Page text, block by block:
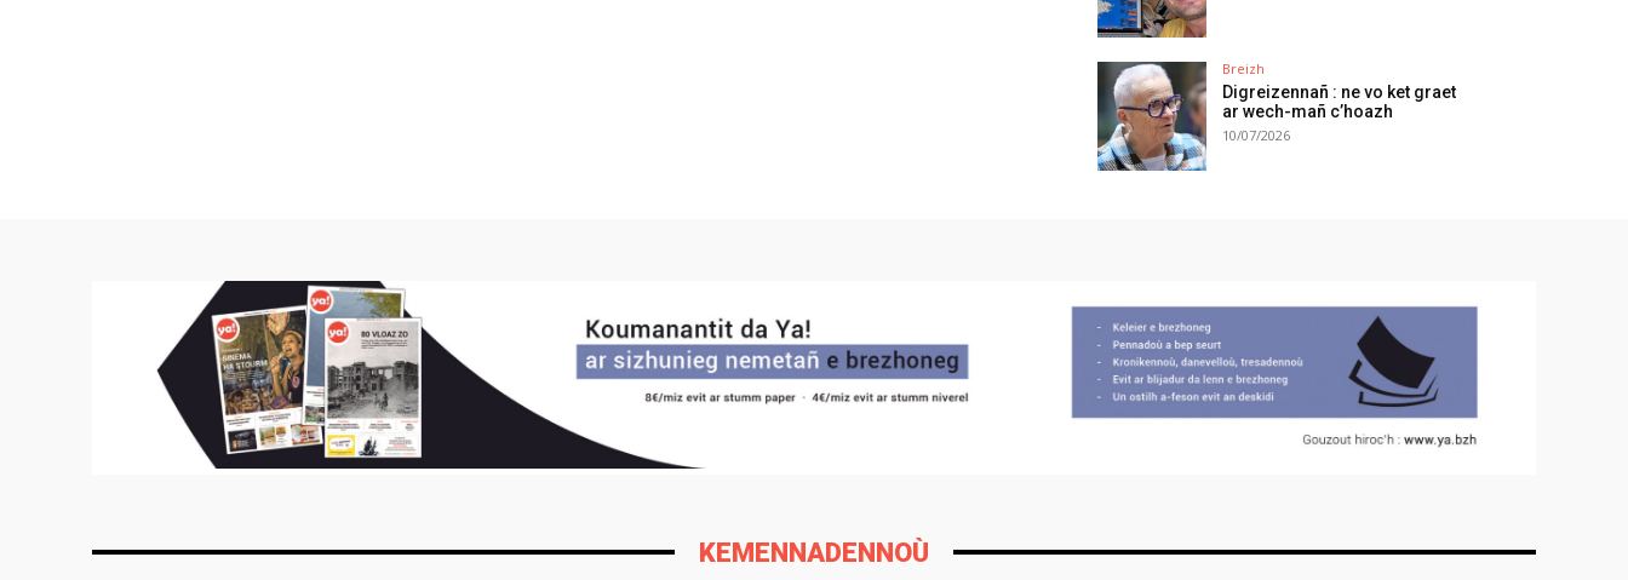
Breizh
Digreizennañ : ne vo ket graet
ar wech-mañ c’hoazh
10/07/2026
KEMENNADENNOÙ